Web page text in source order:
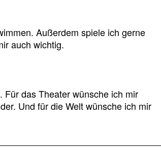
Außerdem spiele ich gerne
auch wichtig.
das Theater wünsche ich mir
Und für die Welt wünsche ich mir